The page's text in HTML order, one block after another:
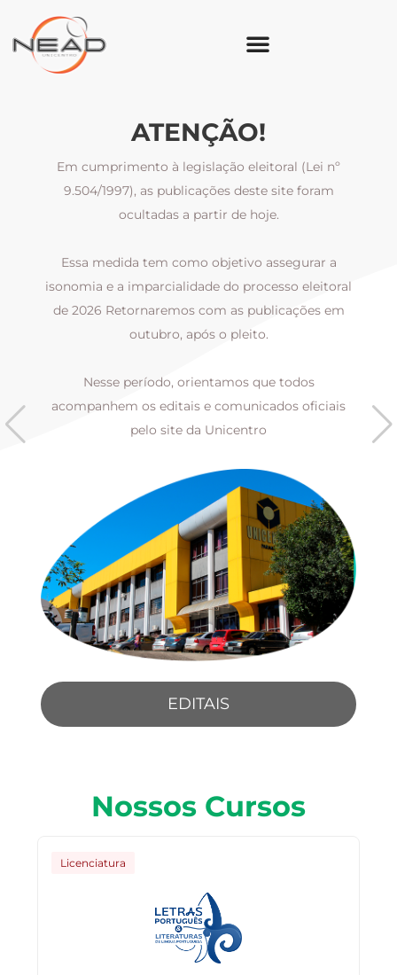
ATENÇÃO!
Em cumprimento à legislação eleitoral (Lei nº
9.504/1997), as publicações deste site foram
ocultadas a partir de hoje.
Essa medida tem como objetivo assegurar a
isonomia e a imparcialidade do processo eleitoral
de 2026 Retornaremos com as publicações em
outubro, após o pleito.
Nesse período, orientamos que todos
acompanhem os editais e comunicados oficiais
pelo site da Unicentro
EDITAIS
Nossos Cursos
Licenciatura